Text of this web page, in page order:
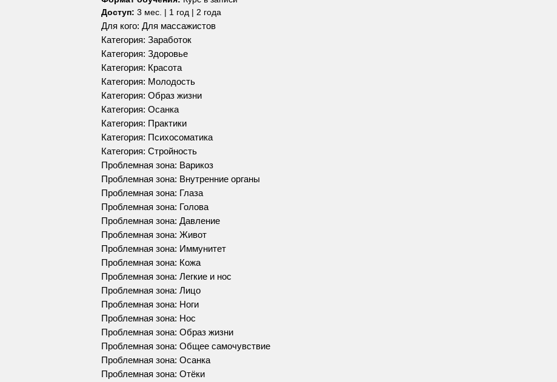
Доступ: 3 мес. | 1 год | 2 года
Для кого: Для массажистов
Категория: Заработок
Категория: Здоровье
Категория: Красота
Категория: Молодость
Категория: Образ жизни
Категория: Осанка
Категория: Практики
Категория: Психосоматика
Категория: Стройность
Проблемная зона: Варикоз
Проблемная зона: Внутренние органы
Проблемная зона: Глаза
Проблемная зона: Голова
Проблемная зона: Давление
Проблемная зона: Живот
Проблемная зона: Иммунитет
Проблемная зона: Кожа
Проблемная зона: Легкие и нос
Проблемная зона: Лицо
Проблемная зона: Ноги
Проблемная зона: Нос
Проблемная зона: Образ жизни
Проблемная зона: Общее самочувствие
Проблемная зона: Осанка
Проблемная зона: Отёки